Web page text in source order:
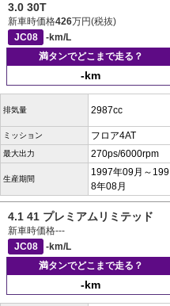
3.0 30T
新車時価格426万円(税抜)
JC08
-km/L
満タンでどこまで走る？
-km
排気量 2987cc
ミッション フロア4AT
最大出力 270ps/6000rpm
生産期間
1997年09月～199
8年08月
4.1 41 プレミアムリミテッド
新車時価格---
JC08
-km/L
満タンでどこまで走る？
-km